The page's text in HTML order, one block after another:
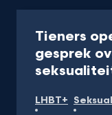
Tieners
gesprek
LHBT+